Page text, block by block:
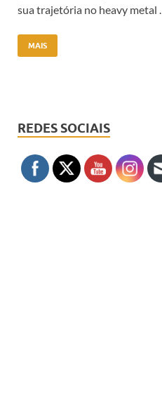
sua trajetória no heavy metal …
MAIS
REDES SOCIAIS